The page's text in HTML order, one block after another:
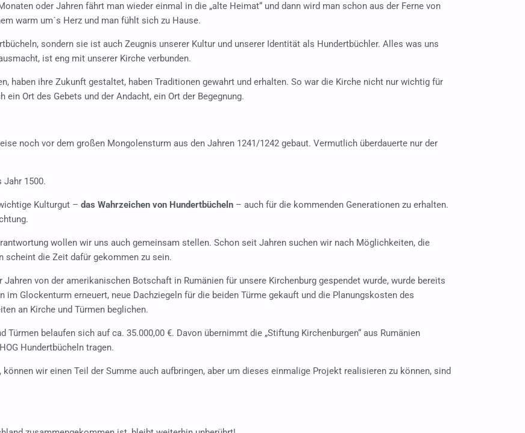
oder Jahren fährt man wieder einmal in die „alte Heimat“ und dann wird man schon aus der Ferne von
warm um´s Herz und man fühlt sich zu Hause.
sondern sie ist auch Zeugnis unserer Kultur und unserer Identität als Hundertbüchler. Alles was uns
ist eng mit unserer Kirche verbunden.
haben ihre Zukunft gestaltet, haben Traditionen gewahrt und erhalten. So war die Kirche nicht nur wichtig für
Ort des Gebets und der Andacht, ein Ort der Begegnung.
noch vor dem großen Mongolensturm aus den Jahren 1241/1242 gebaut. Vermutlich überdauerte nur der
Jahr 1500.
Kulturgut –das Wahrzeichen von Hundertbücheln – auch für die kommenden Generationen zu erhalten.
wollen wir uns auch gemeinsam stellen. Schon seit Jahren suchen wir nach Möglichkeiten, die
scheint die Zeit dafür gekommen zu sein.
von der amerikanischen Botschaft in Rumänien für unsere Kirchenburg gespendet wurde, wurde bereits
im Glockenturm erneuert, neue Dachziegeln für die beiden Türme gekauft und die Planungskosten des
an Kirche und Türmen beglichen.
belaufen sich auf ca. 35.000,00 €. Davon übernimmt die „Stiftung Kirchenburgen“ aus Rumänien
Hundertbücheln tragen.
wir einen Teil der Summe auch aufbringen, aber um dieses einmalige Projekt realisieren zu können, sind